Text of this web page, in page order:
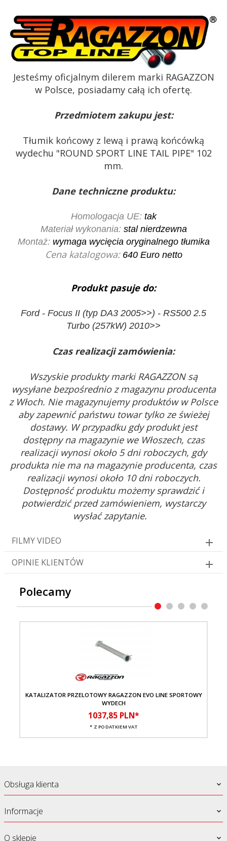
Jesteśmy oficjalnym dilerem marki RAGAZZON
w Polsce, posiadamy całą ich ofertę.
Przedmiotem zakupu jest:
Tłumik końcowy z lewą i prawą końcówką
wydechu "ROUND SPORT LINE TAIL PIPE" 102
mm.
Dane techniczne produktu:
Homologacja UE: tak
Materiał wykonania: stal nierdzewna
Montaż:wymaga wycięcia oryginalnego tłumika
Cena katalogowa: 640 Euro netto
Produkt pasuje do:
Ford - Focus II (typ DA3 2005>>) - RS500 2.5
Turbo (257kW) 2010>>
Czas realizacji zamówienia:
Wszyskie produkty marki RAGAZZON są
wysyłane bezpośrednio z magazynu producenta
z Włoch. Nie magazynujemy produktów w Polsce
aby zapewnić państwu towar tylko ze świeżej
dostawy. W przypadku gdy produkt jest
dostępny na magazynie we Włoszech, czas
realizacji wynosi około 5 dni roboczych, gdy
produkta nie ma na magazynie producenta, czas
realizacji wynosi około 10 dni roboczych.
Dostępność produktu możemy sprawdzić i
potwierdzić przed zamówieniem, wystarczy
wysłać zapytanie.
FILMY VIDEO
OPINIE KLIENTÓW
Polecamy
KATALIZATOR PRZELOTOWY RAGAZZON EVO LINE SPORTOWY
WYDECH
1037,85 PLN*
* Z PODATKIEM VAT
Obsługa klienta
Informacje
O sklepie